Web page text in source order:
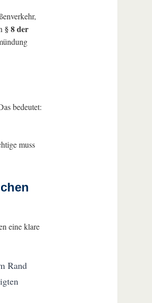
§ 8 der
bedeutet:
muss
eine klare
Rand